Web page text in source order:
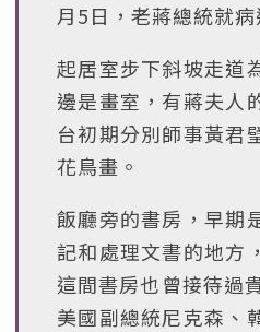
月5日，老蔣總統就病
起居室步下斜坡走道
邊是畫室，有蔣夫人
台初期分別師事黃君
花鳥畫。
飯廳旁的書房，早期
記和處理文書的地方
這間書房也曾接待過
美國副總統尼克森、